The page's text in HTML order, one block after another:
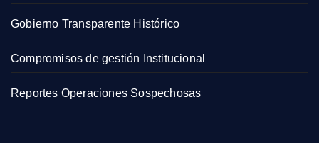
Gobierno Transparente Histórico
Compromisos de gestión Institucional
Reportes Operaciones Sospechosas